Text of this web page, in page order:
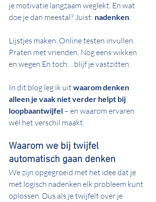
je motivatie langzaam weglekt. En wat
doe je dan meestal? Juist: nadenken.
Lijstjes maken. Online testen invullen.
Praten met vrienden. Nog eens wikken
en wegen.En toch… blijf je vastzitten.
In dit blog leg ik uit waarom denken
alleen je vaak niet verder helpt bij
loopbaantwijfel – en waarom ervaren
wél het verschil maakt.
Waarom we bij twijfel
automatisch gaan denken
We zijn opgegroeid met het idee dat je
met logisch nadenken elk probleem kunt
oplossen. Dus als je twijfelt over je